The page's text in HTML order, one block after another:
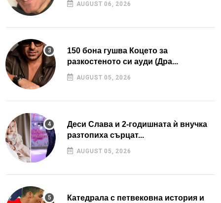
AUGUST 06, 2026
150 бона гушва Коцето за
разкостеното си ауди (Дра...
AUGUST 05, 2026
Деси Слава и 2-годишната ѝ внучка
разтопиха сърцат...
AUGUST 05, 2026
Катедрала с петвековна история и